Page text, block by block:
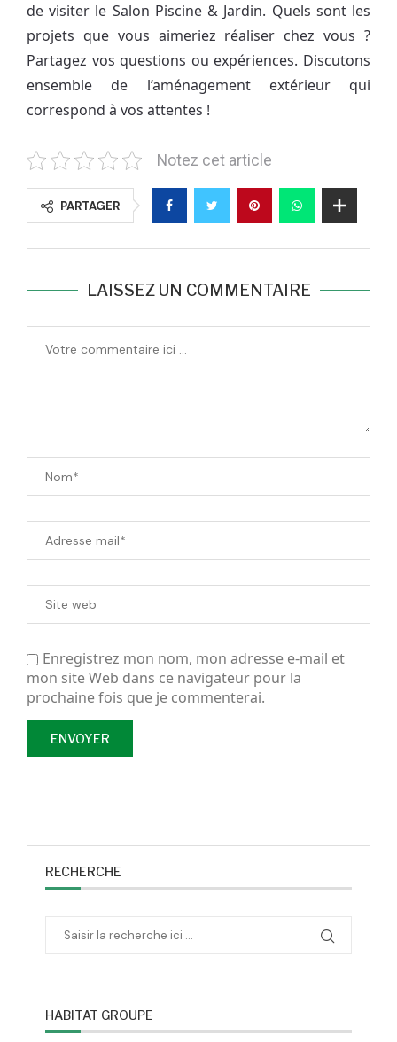
de visiter le Salon Piscine & Jardin. Quels sont les
projets que vous aimeriez réaliser chez vous ?
Partagez vos questions ou expériences. Discutons
ensemble de l’aménagement extérieur qui
correspond à vos attentes !
Notez cet article
PARTAGER
LAISSEZ UN COMMENTAIRE
Enregistrez mon nom, mon adresse e-mail et
mon site Web dans ce navigateur pour la
prochaine fois que je commenterai.
RECHERCHE
HABITAT GROUPE